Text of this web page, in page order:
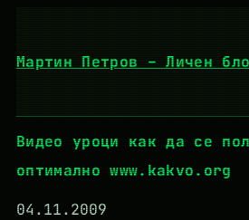
Мартин Петров – Личен
Видео уроци как да се
оптимално www.kakvo.org
04.11.2009